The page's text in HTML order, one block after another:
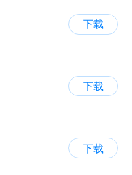
下载
下载
下载